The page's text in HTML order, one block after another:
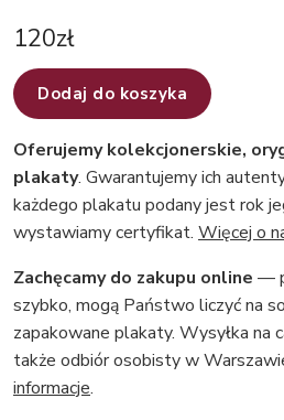
120zł
Dodaj do koszyka
Oferujemy kolekcjonerskie,
plakaty. Gwarantujemy ich
każdego plakatu podany jest rok
wystawiamy certyfikat. Więcej o
Zachęcamy do zakupu online —
szybko, mogą Państwo liczyć na
zapakowane plakaty. Wysyłka na
także odbiór osobisty w
informacje.